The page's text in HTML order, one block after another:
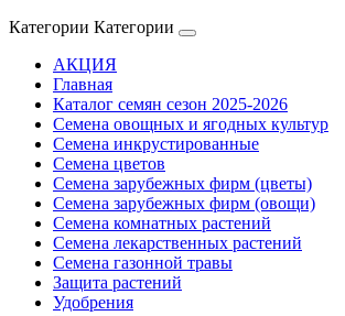
Категории Категории
АКЦИЯ
Главная
Каталог семян сезон 2025-2026
Семена овощных и ягодных культур
Семена инкрустированные
Семена цветов
Семена зарубежных фирм (цветы)
Семена зарубежных фирм (овощи)
Семена комнатных растений
Семена лекарственных растений
Семена газонной травы
Защита растений
Удобрения